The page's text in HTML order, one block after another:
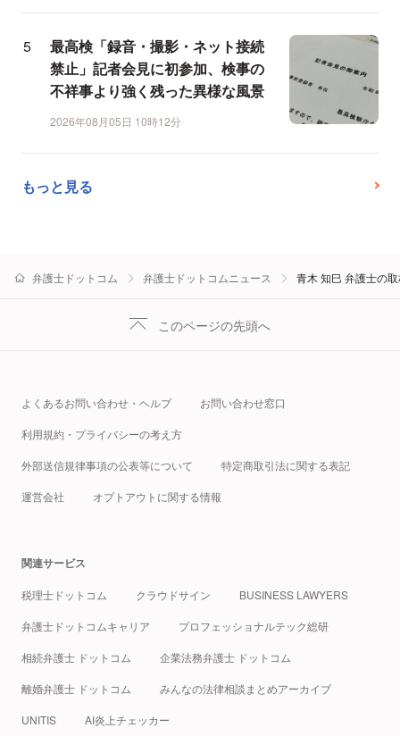
最高検「録音・撮影・ネット接続
禁止」記者会見に初参加、検事の
不祥事より強く残った異様な風景
2026年08月05日 10時12分
もっと見る
弁護士ドットコム 弁護士ドットコムニュース 青木 知巳 弁護士の
このページの先頭へ
よくあるお問い合わせ・ヘルプ お問い合わせ窓口
利用規約・プライバシーの考え方
外部送信規律事項の公表等について 特定商取引法に関する表記
運営会社 オプトアウトに関する情報
関連サービス
税理士ドットコム クラウドサイン BUSINESS LAWYERS
弁護士ドットコムキャリア プロフェッショナルテック総研
相続弁護士 ドットコム 企業法務弁護士 ドットコム
離婚弁護士 ドットコム みんなの法律相談まとめアーカイブ
UNITIS AI炎上チェッカー